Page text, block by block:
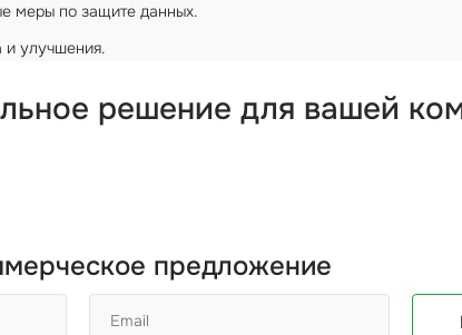
меры по защите данных.
улучшения.
решение для вашей
предложение